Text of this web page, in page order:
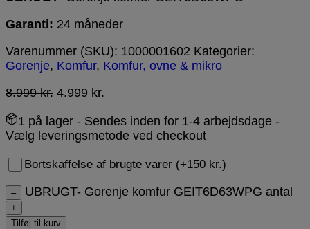
Garanti: 24 måneder
Varenummer (SKU): 1000001602 Kategorier:
Gorenje, Komfur, Komfur, ovne & mikro
8.999kr. 4.999 kr.
1 på lager - Sendes inden for 1-4 arbejdsdage -
Vælg leveringsmetode ved checkout
Bortskaffelse af brugte varer (+150 kr.)
– UBRUGT- Gorenje komfur GEIT6D63WPG antal
+
Tilføj til kurv